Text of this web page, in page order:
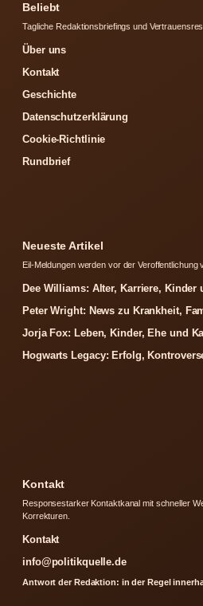
Beliebt
Tagliche Redaktionsbriefings und
Über uns
Kontakt
Geschichte
Datenschutzerklärung
Cookie-Richtlinie
Rundbrief
Neueste Artikel
Eil-Meldungen werden vor der Veroffentlichung
Dee Williams: Alter, Karriere, Kinder
Peter Wright: News zu Krankheit,
Jorja Fox: Leben, Kinder, Ehe und
Hogwarts Legacy: Erfolg,
Kontakt
Responsestarker Kontaktkanal mit schneller
Korrekturen.
Kontakt
info@politikquelle.de
Antwort der Redaktion: in der Regel